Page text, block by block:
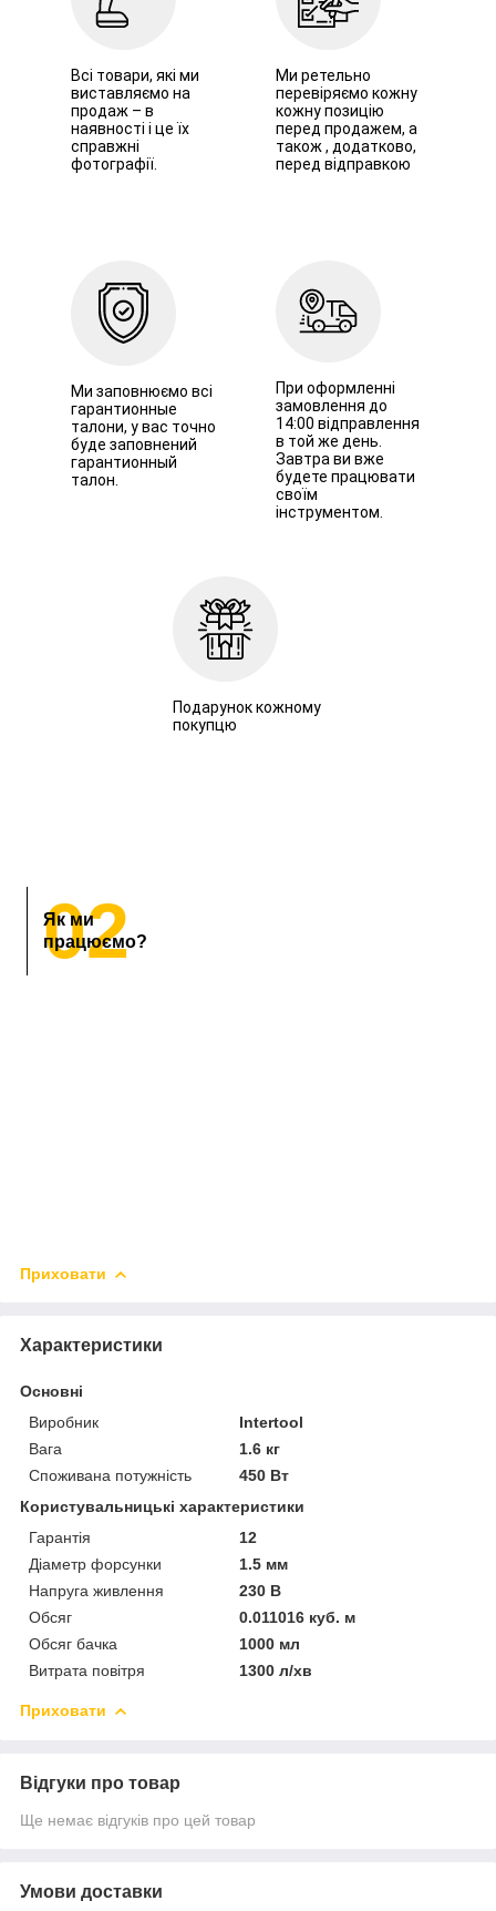
Всі товари, які ми
виставляємо на
продаж – в
наявності і це їх
справжні
фотографії.
Ми ретельно
перевіряємо кожну
кожну позицію
перед продажем, а
також , додатково,
перед відправкою
Ми заповнюємо всі
гарантионные
талони, у вас точно
буде заповнений
гарантионный
талон.
При оформленні
замовлення до
14:00 відправлення
в той же день.
Завтра ви вже
будете працювати
своїм
інструментом.
Подарунок кожному
покупцю
02
Як ми
працюємо?
Приховати
Характеристики
Основні
Виробник
Intertool
Вага
1.6 кг
Споживана потужність
450 Вт
Користувальницькі характеристики
Гарантія
12
Діаметр форсунки
1.5 мм
Напруга живлення
230 В
Обсяг
0.011016 куб. м
Обсяг бачка
1000 мл
Витрата повітря
1300 л/хв
Приховати
Відгуки про товар
Ще немає відгуків про цей товар
Умови доставки